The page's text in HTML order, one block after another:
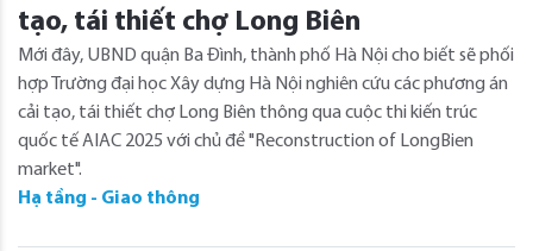
tạo, tái thiết chợ Long Biên
Mới đây, UBND quận Ba Đình, thành phố Hà Nội cho biết sẽ phối
hợp Trường đại học Xây dựng Hà Nội nghiên cứu các phương án
cải tạo, tái thiết chợ Long Biên thông qua cuộc thi kiến trúc
quốc tế AIAC 2025 với chủ đề "Reconstruction of LongBien
market".
Hạ tầng - Giao thông